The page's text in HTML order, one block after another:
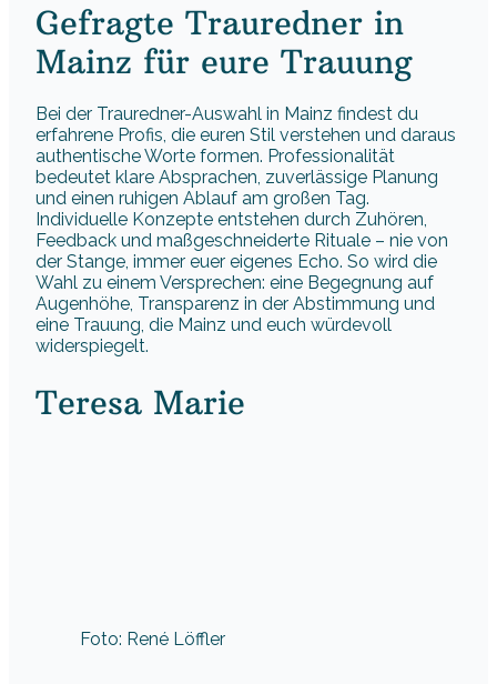
Gefragte Trauredner in
Mainz für eure Trauung
Bei der Trauredner-Auswahl in Mainz findest du
erfahrene Profis, die euren Stil verstehen und daraus
authentische Worte formen. Professionalität
bedeutet klare Absprachen, zuverlässige Planung
und einen ruhigen Ablauf am großen Tag.
Individuelle Konzepte entstehen durch Zuhören,
Feedback und maßgeschneiderte Rituale – nie von
der Stange, immer euer eigenes Echo. So wird die
Wahl zu einem Versprechen: eine Begegnung auf
Augenhöhe, Transparenz in der Abstimmung und
eine Trauung, die Mainz und euch würdevoll
widerspiegelt.
Teresa Marie
Foto: René Löffler